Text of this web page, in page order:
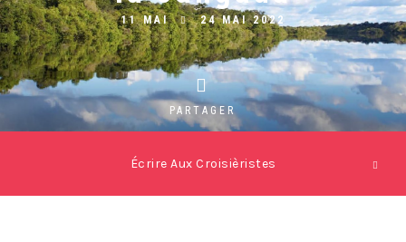
Écrire Aux Croisièristes
11 MAI 24 MAI 2022
PARTAGER